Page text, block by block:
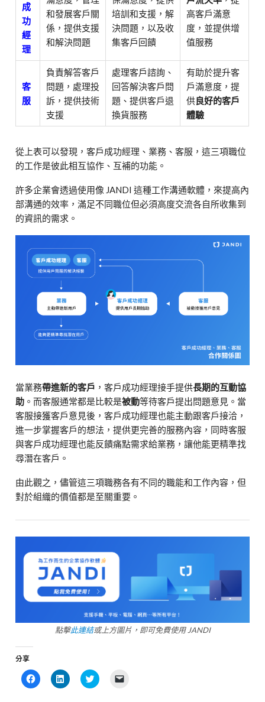
成
功
經
理
和發展客戶關
係，提供支援
和解決問題
培訓和支援，解
決問題，以及收
集客戶回饋
高客戶滿意
度，並提供增
值服務
客
服
負責解答客戶
問題，處理投
訴，提供技術
支援
處理客戶諮詢、
回答解決客戶問
題、提供客戶退
換貨服務
有助於提升客
戶滿意度，提
供良好的客戶
體驗
從上表可以發現，客戶成功經理、業務、客服，這三項職位
的工作是彼此相互協作、互補的功能。
許多企業會透過使用像 JANDI 這種工作溝通軟體，來提高內
部溝通的效率，滿足不同職位但必須高度交流各自所收集到
的資訊的需求。
當業務帶進新的客戶 ，客戶成功經理接手提供長期的互動協
助 。而客服通常都是比較是被動等待客戶提出問題意見。當
客服接獲客戶意見後，客戶成功經理也能主動跟客戶接洽，
進一步掌握客戶的想法，提供更完善的服務內容，同時客服
與客戶成功經理也能反饋痛點需求給業務，讓他能更精準找
尋潛在客戶。
由此觀之，儘管這三項職務各有不同的職能和工作內容，但
對於組織的價值都是至關重要。
點擊此連結或上方圖片，即可免費使用 JANDI
分享
Click
to
Click
to
Click
to